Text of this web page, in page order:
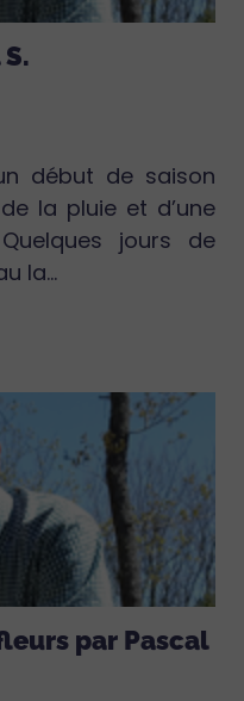
début de saison
la pluie et d’une
jours de
la...
par Pascal